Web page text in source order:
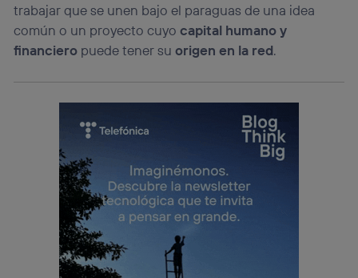
trabajar que se unen bajo el paraguas de una idea
común o un proyecto cuyocapital humano y
financiero puede tener suorigen en la red.